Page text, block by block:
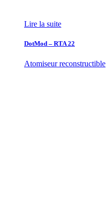
Lire la suite
DotMod – RTA 22
Atomiseur reconstructible